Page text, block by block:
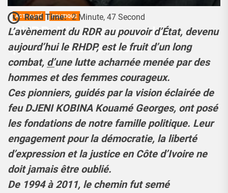
ACTUALITÉ POLITIQUE
RHDP :N’oublions pas les
pionniers du combat
Josué Koffi 12 Janvier 2026
Read Time: 2 Minute, 47 Second
L’avènement du RDR au pouvoir d’État, devenu
aujourd’hui le RHDP, est le fruit d’un long
combat, d’une lutte acharnée menée par des
hommes et des femmes courageux.
Ces pionniers, guidés par la vision éclairée de
feu DJENI KOBINA Kouamé Georges, ont posé
les fondations de notre famille politique. Leur
engagement pour la démocratie, la liberté
d’expression et la justice en Côte d’Ivoire ne
doit jamais être oublié.
De 1994 à 2011, le chemin fut semé